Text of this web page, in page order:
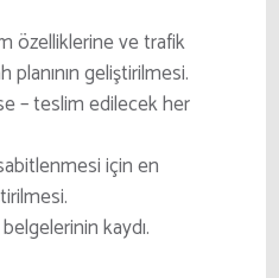
özelliklerine ve trafik
planının geliştirilmesi.
– teslim edilecek her
için en
kaydı.